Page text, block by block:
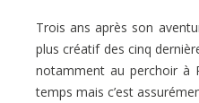
Trois ans après son
plus créatif des cinq
notamment au perchoir à
temps mais c’est